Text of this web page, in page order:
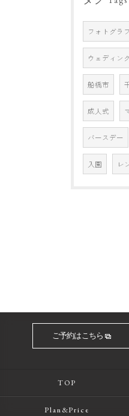
フォトグラ
ウェディン
船橋市
成人式
バースデー
入園 レ
ご予約はこちら
TOP
Plan&Price